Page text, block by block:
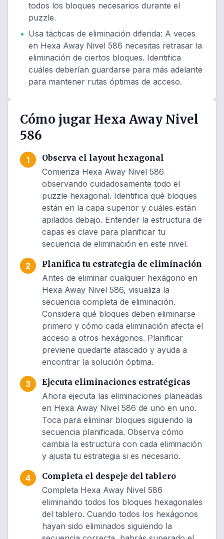
todos los bloques necesarios durante el
puzzle.
• Usa tácticas de eliminación diferida: A veces
en Hexa Away Nivel 586 necesitas retrasar la
eliminación de ciertos bloques. Identifica
cuáles deberían guardarse para más adelante
para mantener rutas óptimas de acceso.
Cómo jugar Hexa Away Nivel
586
1
Observa el layout hexagonal
Comienza Hexa Away Nivel 586
observando cuidadosamente todo el
puzzle hexagonal. Identifica qué bloques
están en la capa superior y cuáles están
apilados debajo. Entender la estructura de
capas es clave para planificar tu
secuencia de eliminación en este nivel.
2
Planifica tu estrategia de eliminación
Antes de eliminar cualquier hexágono en
Hexa Away Nivel 586, visualiza la
secuencia completa de eliminación.
Considera qué bloques deben eliminarse
primero y cómo cada eliminación afecta el
acceso a otros hexágonos. Planificar
previene quedarte atascado y ayuda a
encontrar la solución óptima.
3
Ejecuta eliminaciones estratégicas
Ahora ejecuta las eliminaciones planeadas
en Hexa Away Nivel 586 de uno en uno.
Toca para eliminar bloques siguiendo la
secuencia planificada. Observa cómo
cambia la estructura con cada eliminación
y ajusta tu estrategia si es necesario.
4
Completa el despeje del tablero
Completa Hexa Away Nivel 586
eliminando todos los bloques hexagonales
del tablero. Cuando todos los hexágonos
hayan sido eliminados siguiendo la